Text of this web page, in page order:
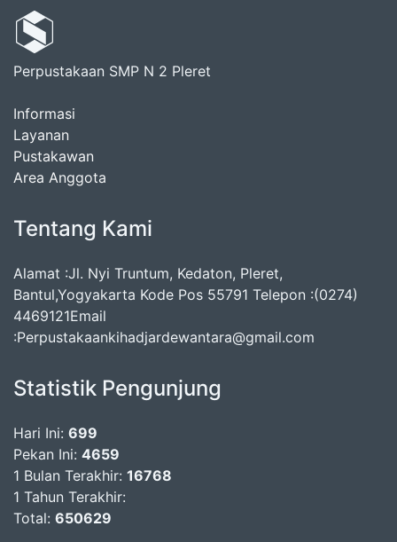
Perpustakaan SMP N 2 Pleret
Informasi
Layanan
Pustakawan
Area Anggota
Tentang Kami
Alamat :Jl. Nyi Truntum, Kedaton, Pleret,
Bantul,Yogyakarta Kode Pos 55791 Telepon :(0274)
4469121Email
:Perpustakaankihadjardewantara@gmail.com
Statistik Pengunjung
Hari Ini: 699
Pekan Ini: 4659
1 Bulan Terakhir: 16768
1 Tahun Terakhir:
Total: 650629